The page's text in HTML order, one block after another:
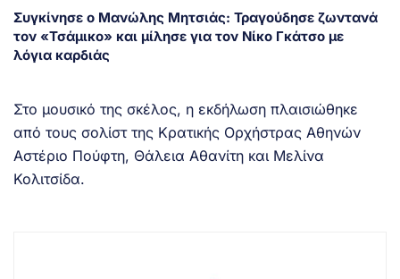
Συγκίνησε ο Μανώλης Μητσιάς: Τραγούδησε ζωντανά
τον «Τσάμικο» και μίλησε για τον Νίκο Γκάτσο με
λόγια καρδιάς
Στο μουσικό της σκέλος, η εκδήλωση πλαισιώθηκε
από τους σολίστ της Κρατικής Ορχήστρας Αθηνών
Αστέριο Πούφτη, Θάλεια Αθανίτη και Μελίνα
Κολιτσίδα.